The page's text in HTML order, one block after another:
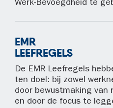
Werk-Bevoegdheid te
EMR
LEEFREGELS
De EMR Leefregels
ten doel: bij zowel
door bewustmaking van
en door de focus te